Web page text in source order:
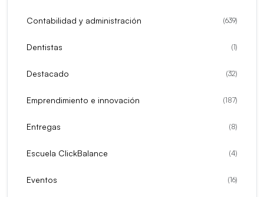
Contabilidad y administración (639)
Dentistas (1)
Destacado (32)
Emprendimiento e innovación (187)
Entregas (8)
Escuela ClickBalance (4)
Eventos (16)